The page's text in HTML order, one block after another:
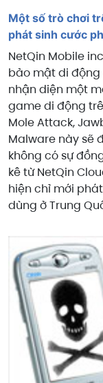
Một số trò chơi
phát sinh cước
NetQin Mobile
bảo mật di
nhận diện một
game di động
Mole Attack,
Malware này sẽ
không có sự
kê từNetQin
hiện chỉ mới
dùng ở Trung